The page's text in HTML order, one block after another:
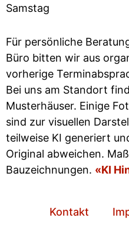
Samstag
Für persönliche
Büro bitten wir aus
vorherige
Bei uns am Standort
Musterhäuser. Einige
sind zur visuellen
teilweise KI generiert
Original abweichen.
Bauzeichnungen. «KI
Kontakt